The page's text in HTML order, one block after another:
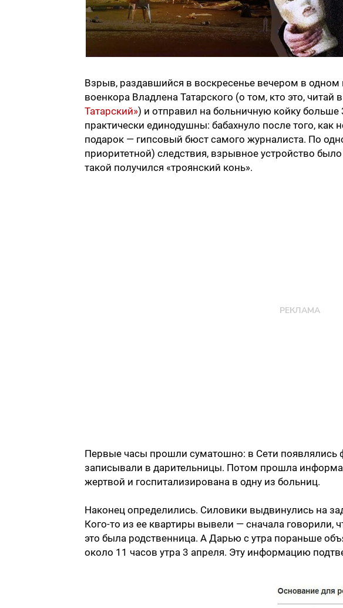
Взрыв, раздавшийся в воскресенье вечером в одном
военкора Владлена Татарского (о том, кто это, читай
Татарский») и отправил на больничную койку
практически единодушны: бабахнуло после того, как
подарок — гипсовый бюст самого журналиста. По
приоритетной) следствия, взрывное устройство
такой получился «троянский конь».
Первые часы прошли суматошно: в Сети появлялись
записывали в дарительницы. Потом прошла
жертвой и госпитализирована в одну из больниц.
Наконец определились. Силовики выдвинулись на
Кого-то из ее квартиры вывели — сначала говорили,
это была родственница. А Дарью с утра пораньше
около 11 часов утра 3 апреля. Эту информацию